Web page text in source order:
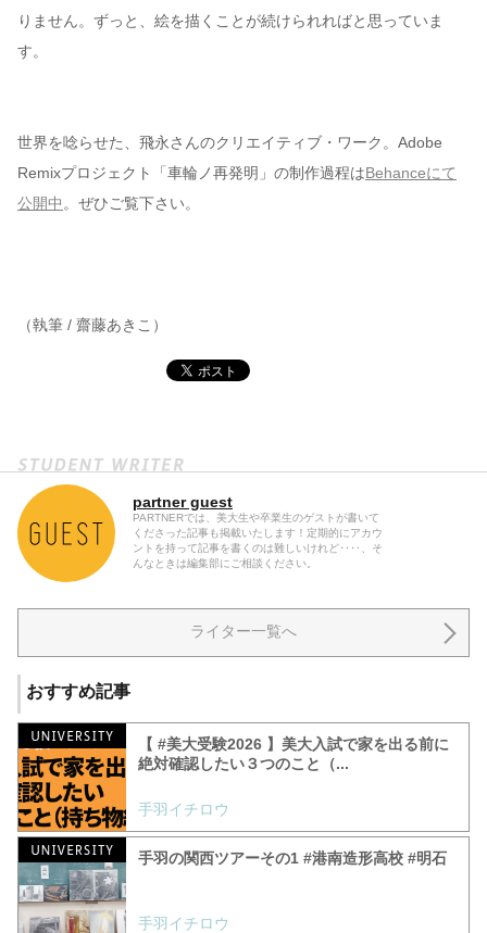
りません。ずっと、絵を描くことが続けられればと思っていま
す。
世界を唸らせた、飛永さんのクリエイティブ・ワーク。Adobe
Remixプロジェクト「車輪ノ再発明」の制作過程はBehanceにて
公開中 。ぜひご覧下さい。
（執筆 / 齋藤あきこ）
partner guest
PARTNERでは、美大生や卒業生のゲストが書いて
くださった記事も掲載いたします！定期的にアカウ
ントを持って記事を書くのは難しいけれど‥‥、そ
んなときは編集部にご相談ください。
ライター一覧へ
おすすめ記事
【 #美大受験2026 】美大入試で家を出る前に
絶対確認したい３つのこと（...
手羽イチロウ
手羽の関西ツアーその1 #港南造形高校 #明石
手羽イチロウ